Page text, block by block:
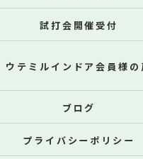
試打会開催受付
ウテミルインドア会員様の
ブログ
プライバシーポリシー